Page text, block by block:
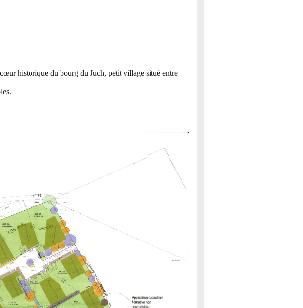
historique du bourg du Juch, petit village situé entre